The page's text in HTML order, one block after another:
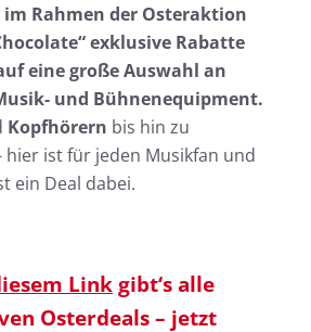
Rahmen der Osteraktion
exklusive Rabatte
eine große Auswahl an
und Bühnenequipment.
Kopfhörern bis hin zu
hier ist für jeden Musikfan und
ein Deal dabei.
Linkgibt‘s alle
Osterdeals – jetzt